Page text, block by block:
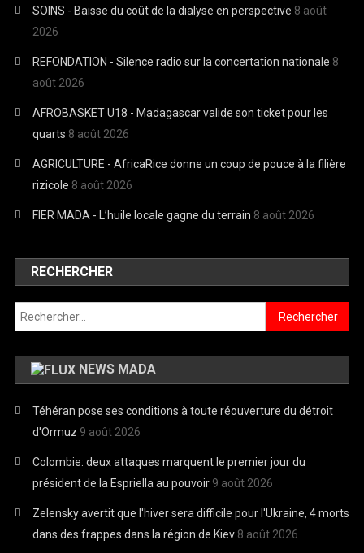
SOINS - Baisse du coût de la dialyse en perspective 8 août
2026
REFONDATION - Silence radio sur la concertation nationale 8
août 2026
AFROBASKET U18 - Madagascar valide son ticket pour les
quarts 8 août 2026
AGRICULTURE - AfricaRice donne un coup de pouce à la filière
rizicole 8 août 2026
FIER MADA - L’huile locale gagne du terrain 8 août 2026
RECHERCHER
Rechercher :
NEWS MADA
Téhéran pose ses conditions à toute réouverture du détroit
d'Ormuz 9 août 2026
Colombie: deux attaques marquent le premier jour du
président de la Espriella au pouvoir 9 août 2026
Zelensky avertit que l'hiver sera difficile pour l'Ukraine, 4 morts
dans des frappes dans la région de Kiev 8 août 2026